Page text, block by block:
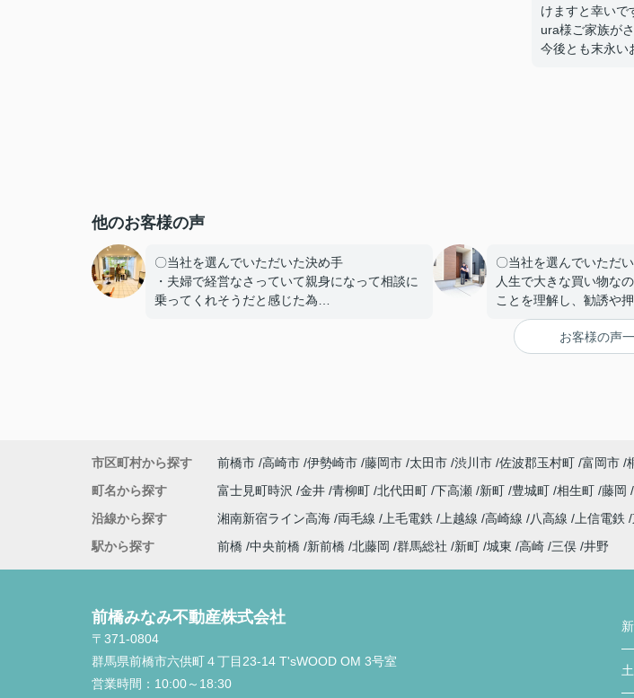
けますと幸いで
ura様ご家族が
今後とも末永い
他のお客様の声
〇当社を選んでいただいた決め手
・夫婦で経営なさっていて親身になって相談に
乗ってくれそうだと感じた為
質問にも迅速に対応してくださりとても助かり
ました。本当にありがとうございました。
〇当社を選んでいただ
人生で大きな買い物な
ことを理解し、勧誘や
って相談にのっていた
疑問点があった時にわ
していただいたこと。
〇感じたこと、良かっ
しかったことなど
点などを気楽に聞くこ
疑問点に対する返信が
住宅購入までの流れや
な複雑な手続きが円滑
お客様の声
市区町村から探す 前橋市 高崎市 伊勢崎市 藤岡市 太田市 渋川市 佐波郡玉村町 富岡市
町名から探す
富士見町時沢 金井 青柳町 北代田町 下高瀬 新町 豊城町 相生町 藤岡
沿線から探す
湘南新宿ライン高海 両毛線 上毛電鉄 上越線 高崎線 八高線 上信電鉄
駅から探す
前橋 中央前橋 新前橋 北藤岡 群馬総社 新町 城東 高崎 三俣 井野
前橋みなみ不動産株式会社
〒371-0804
群馬県前橋市六供町４丁目23‐14 T'sWOOD OM 3号室
営業時間： 10:00～18:30